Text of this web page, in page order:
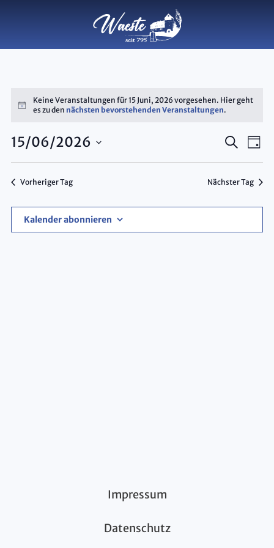
Hinweis
Keine Veranstaltungen für 15 Juni, 2026 vorgesehen. Hier geht
es zu den nächsten bevorstehenden Veranstaltungen.
und
SucheTag
15/06/2026
Datum
wählen.
Vorheriger Tag Nächster Tag
Kalender abonnieren
Impressum
Datenschutz